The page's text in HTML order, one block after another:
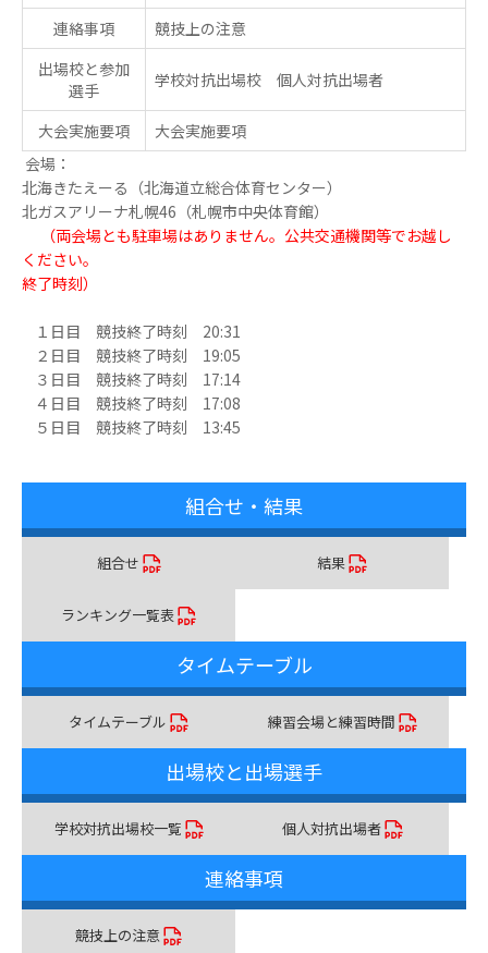
連絡事項
競技上の注意
出場校と参加
選手
学校対抗出場校 個人対抗出場者
大会実施要項
大会実施要項
会場：
北海きたえーる（北海道立総合体育センター）
北ガスアリーナ札幌46（札幌市中央体育館）
（両会場とも駐車場はありません。公共交通機関等でお越し
ください。
終了時刻）
１日目 競技終了時刻 20:31
２日目 競技終了時刻 19:05
３日目 競技終了時刻 17:14
４日目 競技終了時刻 17:08
５日目 競技終了時刻 13:45
組合せ・結果
組合せ 結果
ランキング一覧表
タイムテーブル
タイムテーブル 練習会場と練習時間
出場校と出場選手
学校対抗出場校一覧 個人対抗出場者
連絡事項
競技上の注意